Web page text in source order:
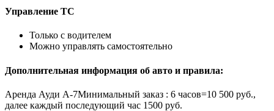
Управление ТС
Только с водителем
Можно управлять самостоятельно
Дополнительная информация об авто и правила:
Аренда Ауди А-7Минимальный заказ : 6 часов=10 500 руб.,
далее каждый последующий час 1500 руб.